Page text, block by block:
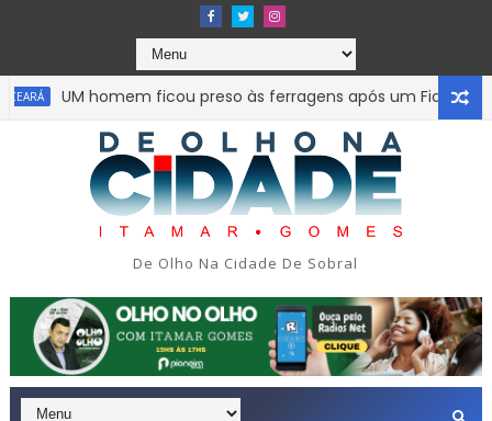
UM homem ficou preso às ferragens após um Fiat Uno
De Olho Na Cidade De Sobral